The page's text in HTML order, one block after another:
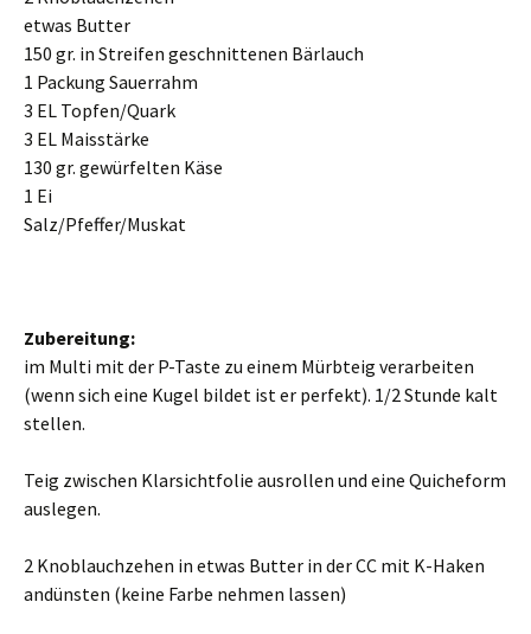
etwas Butter
150 gr. in Streifen geschnittenen Bärlauch
1 Packung Sauerrahm
3 EL Topfen/Quark
3 EL Maisstärke
130 gr. gewürfelten Käse
1 Ei
Salz/Pfeffer/Muskat
Zubereitung:
im Multi mit der P-Taste zu einem Mürbteig verarbeiten
(wenn sich eine Kugel bildet ist er perfekt). 1/2 Stunde kalt
stellen.
Teig zwischen Klarsichtfolie ausrollen und eine Quicheform
auslegen.
2 Knoblauchzehen in etwas Butter in der CC mit K-Haken
andünsten (keine Farbe nehmen lassen)